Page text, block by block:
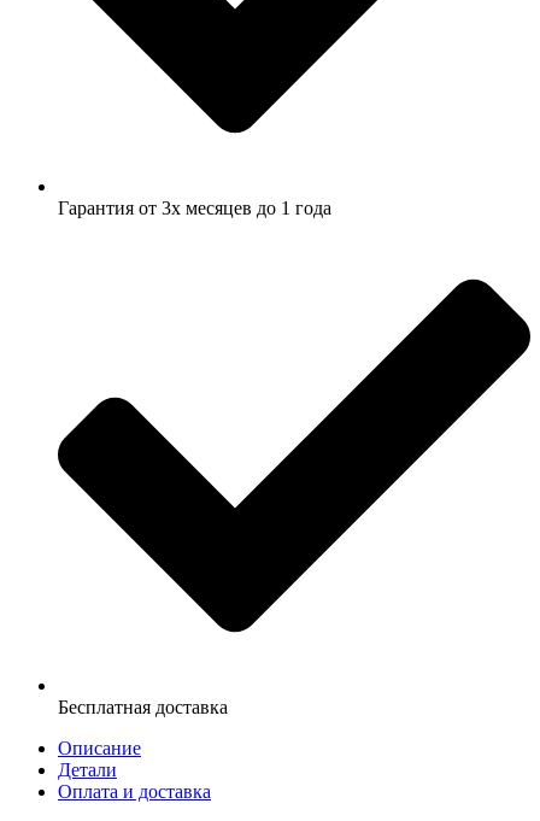
Гарантия от 3х месяцев до 1 года
Бесплатная доставка
Описание
Детали
Оплата и доставка